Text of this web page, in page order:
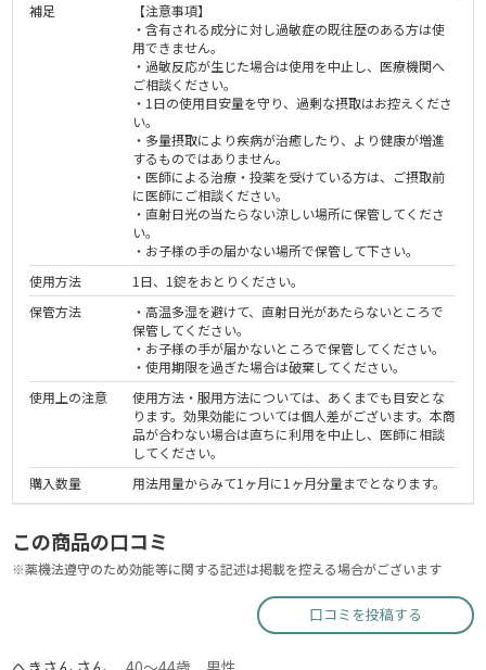
補足
【注意事項】
・含有される成分に対し過敏症の既往歴のある方は使
用できません。
・過敏反応が生じた場合は使用を中止し、医療機関へ
ご相談ください。
・1日の使用目安量を守り、過剰な摂取はお控えくださ
い。
・多量摂取により疾病が治癒したり、より健康が増進
するものではありません。
・医師による治療・投薬を受けている方は、ご摂取前
に医師にご相談ください。
・直射日光の当たらない涼しい場所に保管してくださ
い。
・お子様の手の届かない場所で保管して下さい。
使用方法
1日、1錠をおとりください。
保管方法
・高温多湿を避けて、直射日光があたらないところで
保管してください。
・お子様の手が届かないところで保管してください。
・使用期限を過ぎた場合は破棄してください。
使用上の注意
使用方法・服用方法については、あくまでも目安とな
ります。効果効能については個人差がございます。本商
品が合わない場合は直ちに利用を中止し、医師に相談
してください。
購入数量
用法用量からみて1ヶ月に1ヶ月分量までとなります。
この商品の口コミ
※薬機法遵守のため効能等に関する記述は掲載を控える場合がございます
口コミを投稿する